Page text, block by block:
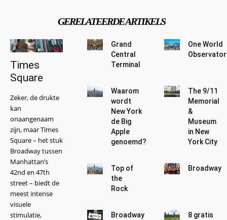
GERELATEERDE ARTIKELS
Times
Square
Zeker, de drukte
kan
onaangenaam
zijn, maar Times
Square – het stuk
Broadway tussen
Manhattan’s
42nd en 47th
street – biedt de
meest intense
visuele
stimulatie,
Grand
Central
Terminal
One World
Waarom
wordt
New York
de Big
Apple
genoemd?
The 9/11
Memorial
&
Museum
in New
York City
Top of
the
Rock
Broadway
Broadway
8 gratis